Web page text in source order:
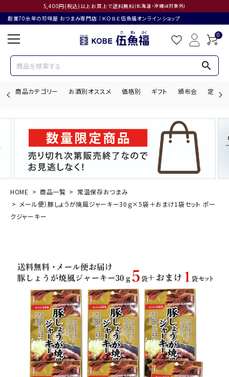
5,400円(税込)以上お買上で送料無料(北海道・沖縄は対象外)
創業70余年の珍味屋 おつまみ専門店│ＫＯＢＥ伍魚福オンラインショップ
0
search
商品カテゴリー お酒別オススメ 価格別 ギフト 頒布会 定期購
search
ACCOUNT MENU
ログイン
お酒別オススメ
価格別
お問い合わせ
ご利用ガイド
直営店
HOME 商品一覧
常温保存おつまみ
メール便）豚しょうが焼風ジャーキー30ｇ×5袋＋おまけ1袋セット ポー
クジャーキー